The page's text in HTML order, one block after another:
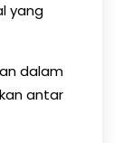
yang
dalam
antar